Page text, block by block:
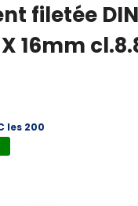
filetée
X 16mm
les 200